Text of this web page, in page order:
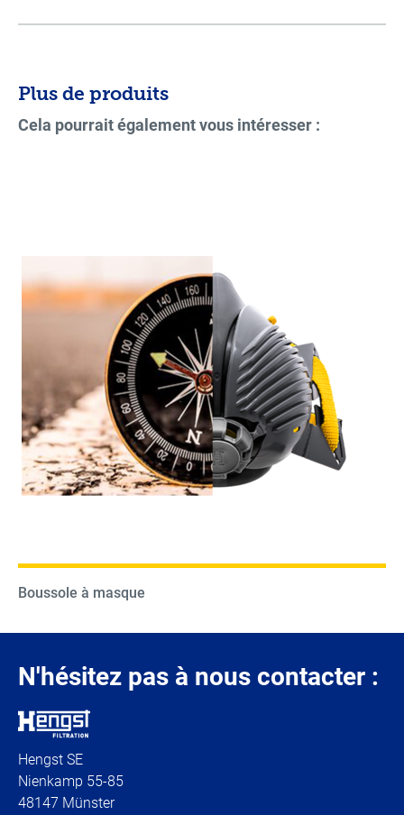
Plus de produits
Cela pourrait également vous intéresser :
Boussole à masque
N'hésitez pas à nous contacter :
Hengst SE
Nienkamp 55-85
48147 Münster